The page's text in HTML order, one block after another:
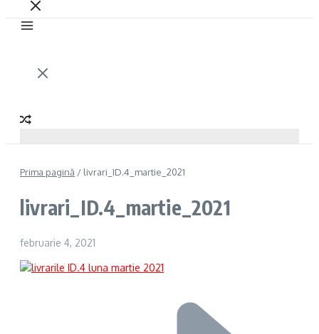
Prima pagină / livrari_ID.4_martie_2021
livrari_ID.4_martie_2021
februarie 4, 2021